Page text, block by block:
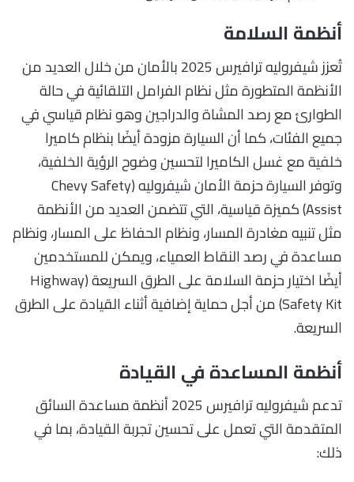
أنظمة السلامة
تُعزز شيفروليه ترافيرس 2025 بالأمان من خلال العديد من
الأنظمة المتطورة مثل نظام الفرامل التلقائية في حالة
الطوارئ مع رصد المشاة والدراجين وهو نظام قياسي في
جميع الفئات، كما أن السيارة مزودة أيضًا بنظام كاميرا
خلفية مع غسل الكاميرا لتحسين وضوح الرؤية الخلفية،
وتوفر السيارة حزمة الأمان شيفروليه (Chevy Safety
Assist) كميزة قياسية، التي تتضمن العديد من الأنظمة
مثل تنبيه مغادرة المسار، ونظام الحفاظ على المسار، ونظام
مساعدة في رصد النقاط العمياء، ويمكن للمستخدمين
أيضًا اختيار حزمة السلامة على الطرق السريعة (Highway
Safety Kit) من أجل حماية إضافية أثناء القيادة على الطرق
السريعة.
أنظمة المساعدة في القيادة
تدعم شيفروليه ترافيرس 2025 أنظمة مساعدة السائق
المتقدمة التي تعمل على تحسين تجربة القيادة، بما في
ذلك: